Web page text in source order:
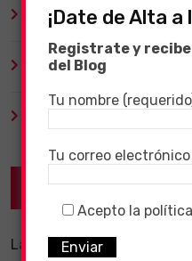
TV y Series
Videojuegos
Recent Posts
La importancia de un
¡Date de Alta
Registrate y
del Blog
Tu nombre
Tu correo
Acepto la